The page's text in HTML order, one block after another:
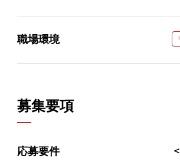
職場環境
募集要項
応募要件